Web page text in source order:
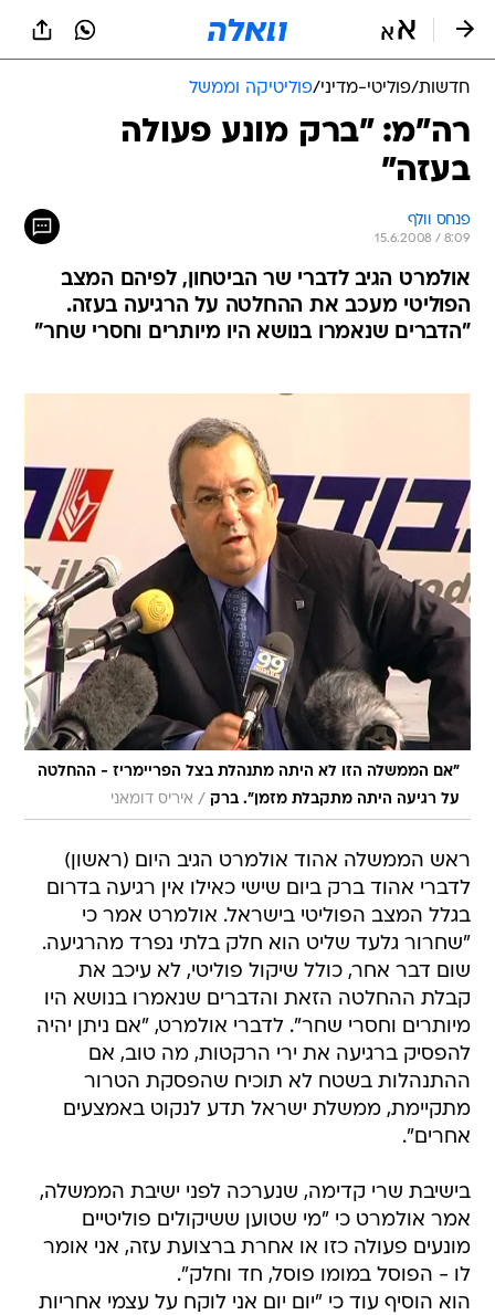
חדשות/פוליטי-מדיני/פוליטיקה וממשל
רה"מ: "ברק מונע פעולה
בעזה"
פנחס וולף
15.6.2008 / 8:09
אולמרט הגיב לדברי שר הביטחון, לפיהם המצב
הפוליטי מעכב את ההחלטה על הרגיעה בעזה.
"הדברים שנאמרו בנושא היו מיותרים וחסרי שחר"
"אם הממשלה הזו לא היתה מתנהלת בצל הפריימריז - ההחלטה
על רגיעה היתה מתקבלת מזמן". ברק / איריס דומאני
ראש הממשלה אהוד אולמרט הגיב היום (ראשון)
לדברי אהוד ברק ביום שישי כאילו אין רגיעה בדרום
בגלל המצב הפוליטי בישראל. אולמרט אמר כי
"שחרור גלעד שליט הוא חלק בלתי נפרד מהרגיעה.
שום דבר אחר, כולל שיקול פוליטי, לא עיכב את
קבלת ההחלטה הזאת והדברים שנאמרו בנושא היו
מיותרים וחסרי שחר". לדברי אולמרט, "אם ניתן יהיה
להפסיק ברגיעה את ירי הרקטות, מה טוב, אם
ההתנהלות בשטח לא תוכיח שהפסקת הטרור
מתקיימת, ממשלת ישראל תדע לנקוט באמצעים
אחרים".
בישיבת שרי קדימה, שנערכה לפני ישיבת הממשלה,
אמר אולמרט כי "מי שטוען ששיקולים פוליטיים
מונעים פעולה כזו או אחרת ברצועת עזה, אני אומר
לו - הפוסל במומו פוסל, חד וחלק".
הוא הוסיף עוד כי "יום יום אני לוקח על עצמי אחריות